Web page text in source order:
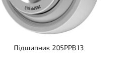
Підшипник 205PPB13